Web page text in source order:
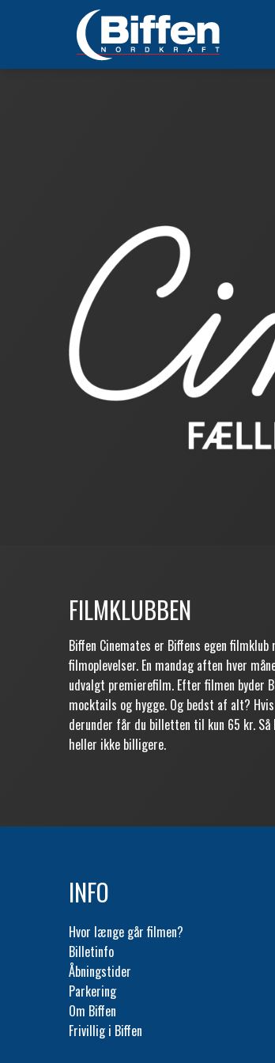
FILMKLUBBEN
Biffen Cinemates er Biffens egen
filmoplevelser. En mandag aften hver
udvalgt premierefilm. Efter filmen byder
mocktails og hygge. Og bedst af alt?
derunder får du billetten til kun 65 kr.
heller ikke billigere.
INFO
Hvor længe går filmen?
Billetinfo
Åbningstider
Parkering
Om Biffen
Frivillig i Biffen